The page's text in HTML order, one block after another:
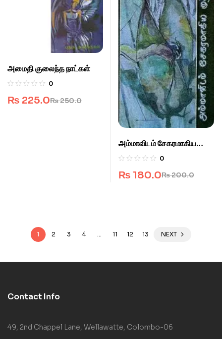
அமைதி குலைந்த நாட்கள்
0
₨250.0
₨ 225.0
அம்மாவிடம் சேகரமாகிய
முத்தங்கள்
0
₨200.0
₨ 180.0
1 2 3 4 11 12 13 NEXT
Contact Info
49, 2nd Chappel Lane, Wellawatte, Colombo-06